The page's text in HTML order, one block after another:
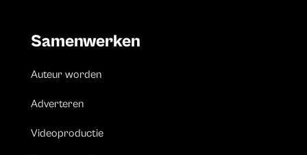
Samenwerken
Auteur worden
Adverteren
Videoproductie